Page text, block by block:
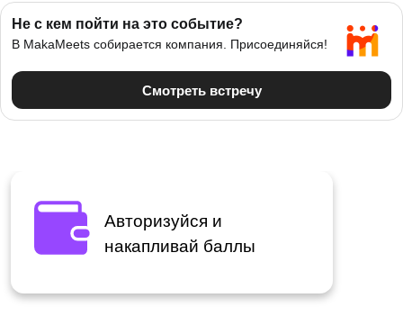
Авторизуйся и
накапливай баллы